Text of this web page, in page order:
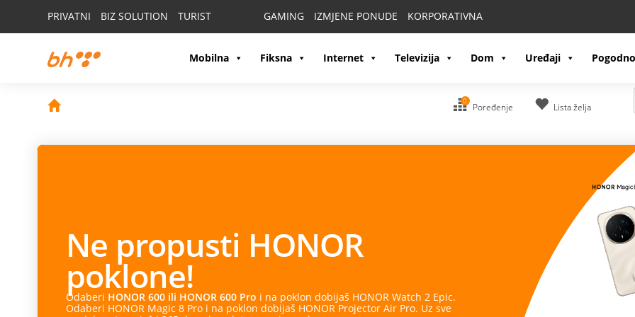
PRIVATNI BIZ SOLUTION TURIST GAMING IZMJENE PONUDE KORPORATIVNA
Mobilna Fiksna Internet Televizija Dom Uređaji
0
Poređenje Lista želja
Ne propusti HONOR
poklone!
Odaberi HONOR 600 ili HONOR 600 Pro i na poklon dobijaš HONOR Watch 2 Epic.
Odaberi HONOR Magic 8 Pro i na poklon dobijaš HONOR Projector Air Pro. Uz sve